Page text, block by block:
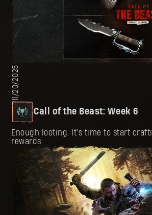
11/20/2025
Call of the Beast: Week 6
Enough looting. It's time to start
rewards.